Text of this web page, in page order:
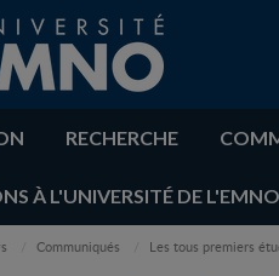
RECHERCHE
À L'UNIVERSITÉ DE L'EMNO
Communiqués Les tous premiers